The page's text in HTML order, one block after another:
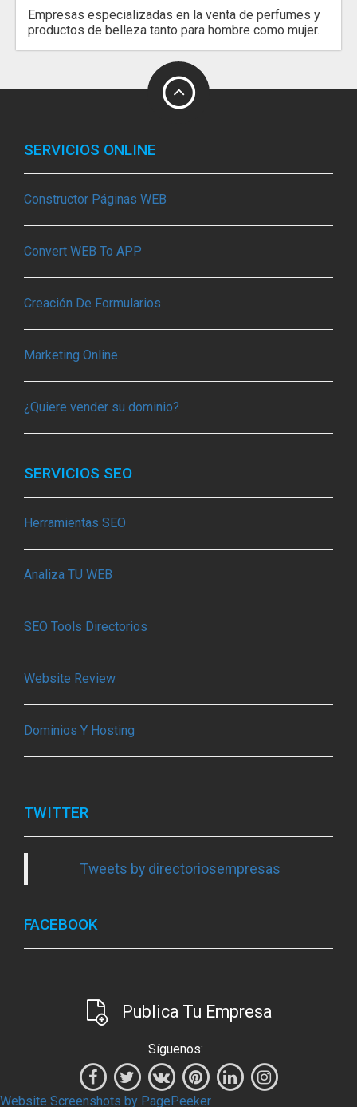
Empresas especializadas en la venta de perfumes y
productos de belleza tanto para hombre como mujer.
SERVICIOS ONLINE
Constructor Páginas WEB
Convert WEB To APP
Creación De Formularios
Marketing Online
¿Quiere vender su dominio?
SERVICIOS SEO
Herramientas SEO
Analiza TU WEB
SEO Tools Directorios
Website Review
Dominios Y Hosting
TWITTER
Tweets by directoriosempresas
FACEBOOK
Publica Tu Empresa
Síguenos:
Website Screenshots by PagePeeker